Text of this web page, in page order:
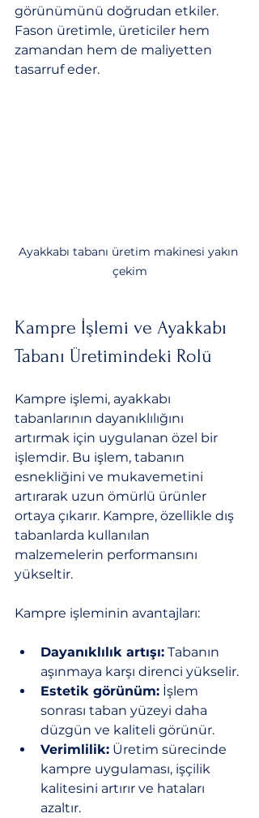
görünümünü doğrudan etkiler.
Fason üretimle, üreticiler hem
zamandan hem de maliyetten
tasarruf eder.
Ayakkabı tabanı üretim makinesi yakın
çekim
Kampre İşlemi ve Ayakkabı
Tabanı Üretimindeki Rolü
Kampre işlemi, ayakkabı
tabanlarının dayanıklılığını
artırmak için uygulanan özel bir
işlemdir. Bu işlem, tabanın
esnekliğini ve mukavemetini
artırarak uzun ömürlü ürünler
ortaya çıkarır. Kampre, özellikle dış
tabanlarda kullanılan
malzemelerin performansını
yükseltir.
Kampre işleminin avantajları:
Dayanıklılık artışı: Tabanın
aşınmaya karşı direnci yükselir.
Estetik görünüm: İşlem
sonrası taban yüzeyi daha
düzgün ve kaliteli görünür.
Verimlilik: Üretim sürecinde
kampre uygulaması, işçilik
kalitesini artırır ve hataları
azaltır.